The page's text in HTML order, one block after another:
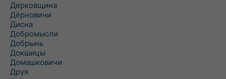
Дерковщина
Дёрновичи
Дисна
Добромысли
Добрынь
Докшицы
Домашковичи
Друя